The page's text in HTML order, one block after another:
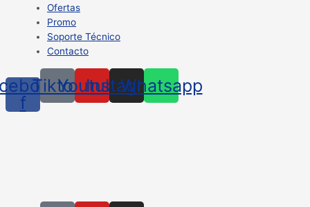
Ofertas
Promo
Soporte Técnico
Contacto
f
TiktokYoutube
Instagram
Whatsapp